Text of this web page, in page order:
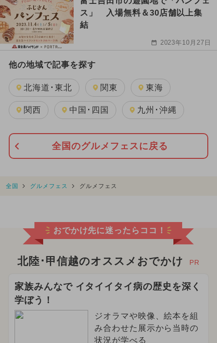
ス」 入場無料＆30店舗以上集
結
2023年10月27日
他の地域で記事を探す
北海道･東北 関東 東海
関西 中国･四国 九州･沖縄
全国のグルメフェスに戻る
全国 グルメフェス グルメフェス
おでかけ先に迷ったらココ！
北陸･甲信越のオススメおでかけ PR
家族みんなで イタイイタイ病の歴史を深く
学ぼう！
ジオラマや映像、絵本を組
み合わせた展示から当時の
状況が学べる